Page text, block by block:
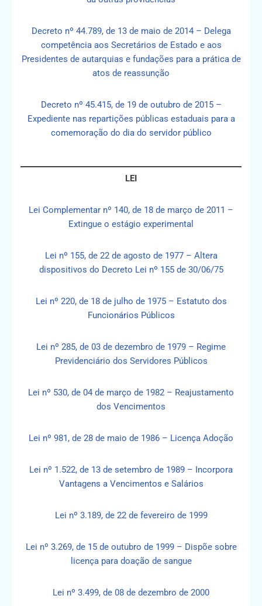
Decreto nº 44.789, de 13 de maio de 2014 – Delega
competência aos Secretários de Estado e aos
Presidentes de autarquias e fundações para a prática de
atos de reassunção
Decreto nº 45.415, de 19 de outubro de 2015 –
Expediente nas repartições públicas estaduais para a
comemoração do dia do servidor público
LEI
Lei Complementar nº 140, de 18 de março de 2011 –
Extingue o estágio experimental
Lei nº 155, de 22 de agosto de 1977 – Altera
dispositivos do Decreto Lei nº 155 de 30/06/75
Lei nº 220, de 18 de julho de 1975 – Estatuto dos
Funcionários Públicos
Lei nº 285, de 03 de dezembro de 1979 – Regime
Previdenciário dos Servidores Públicos
Lei nº 530, de 04 de março de 1982 – Reajustamento
dos Vencimentos
Lei nº 981, de 28 de maio de 1986 – Licença Adoção
Lei nº 1.522, de 13 de setembro de 1989 – Incorpora
Vantagens a Vencimentos e Salários
Lei nº 3.189, de 22 de fevereiro de 1999
Lei nº 3.269, de 15 de outubro de 1999 – Dispõe sobre
licença para doação de sangue
Lei nº 3.499, de 08 de dezembro de 2000